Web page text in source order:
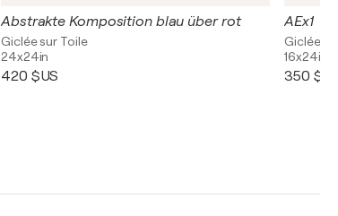
Abstrakte Komposition blau über rot
Giclée sur Toile
24x24in
420 $US
AEx1
Giclée
16x24in
350